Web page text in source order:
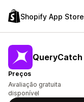
Shopify App Store
QueryCatch
Preços
Avaliação gratuita
disponível